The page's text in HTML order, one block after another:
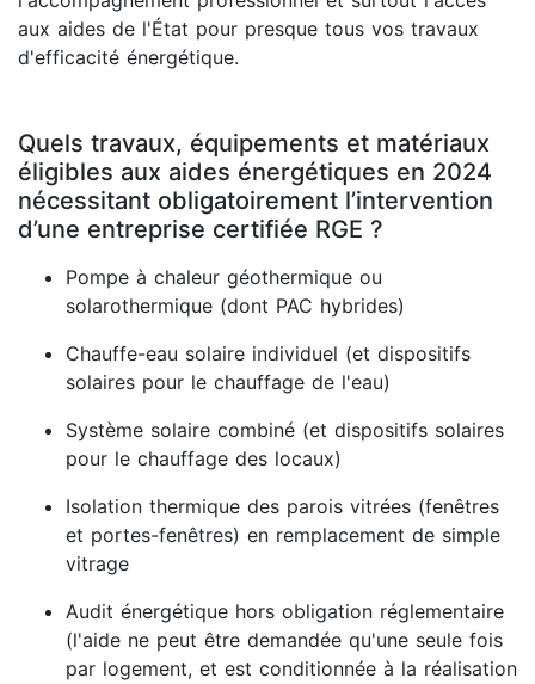
aux aides de l'État pour presque tous vos travaux
d'efficacité énergétique.
Quels travaux, équipements et matériaux
éligibles aux aides énergétiques en 2024
nécessitant obligatoirement l’intervention
d’une entreprise certifiée RGE ?
Pompe à chaleur géothermique ou
solarothermique (dont PAC hybrides)
Chauffe-eau solaire individuel (et dispositifs
solaires pour le chauffage de l'eau)
Système solaire combiné (et dispositifs solaires
pour le chauffage des locaux)
Isolation thermique des parois vitrées (fenêtres
et portes-fenêtres) en remplacement de simple
vitrage
Audit énergétique hors obligation réglementaire
(l'aide ne peut être demandée qu'une seule fois
par logement, et est conditionnée à la réalisation